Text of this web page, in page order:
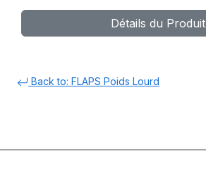
Détails du Produit
Back to: FLAPS Poids Lourd